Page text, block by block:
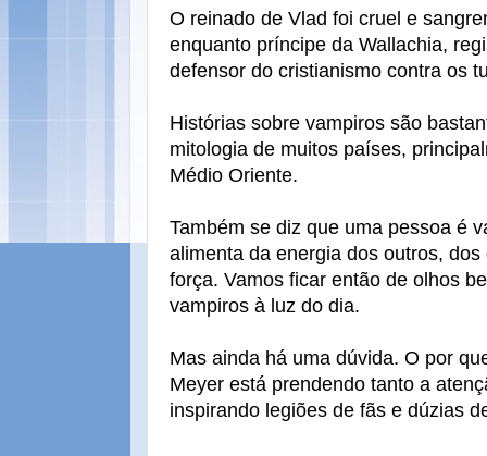
O reinado de Vlad foi cruel e
enquanto príncipe da Wallachia,
defensor do cristianismo contra os
Histórias sobre vampiros são
mitologia de muitos países,
Médio Oriente.
Também se diz que uma pessoa é
alimenta da energia dos outros,
força. Vamos ficar então de olhos
vampiros à luz do dia.
Mas ainda há uma dúvida. O por
Meyer está prendendo tanto a
inspirando legiões de fãs e dúzias